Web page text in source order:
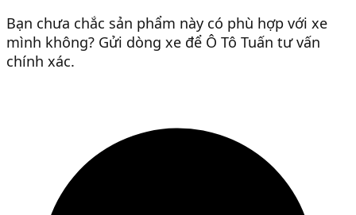
Bạn chưa chắc sản phẩm này có phù hợp với xe
mình không? Gửi dòng xe để Ô Tô Tuấn tư vấn
chính xác.